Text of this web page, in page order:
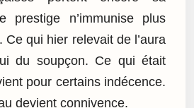
prestige n’immunise plus
qui hier relevait de l’aura
du soupçon. Ce qui était
pour certains indécence.
devient connivence.